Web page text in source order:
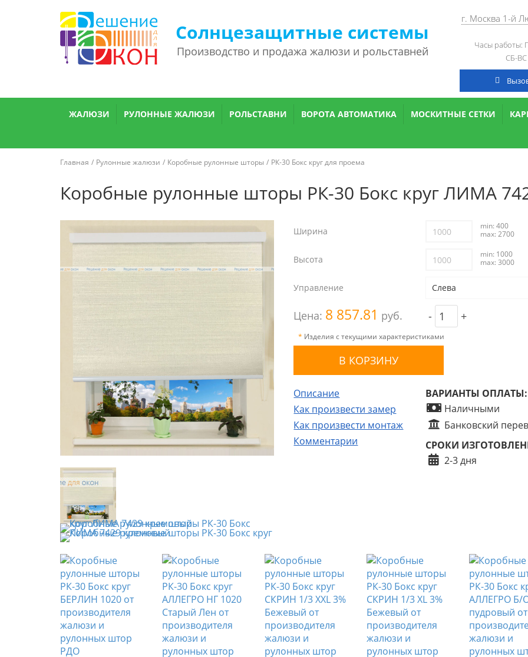
Солнцезащитные системы
Производство и продажа жалюзи и рольставней
г. Москва 1-й
Часы работы:
СБ-ВС
ЖАЛЮЗИ РУЛОННЫЕ ЖАЛЮЗИ РОЛЬСТАВНИ ВОРОТА АВТОМАТИКА МОСКИТНЫЕ СЕТКИ
Главная Рулонные жалюзи Коробные рулонные шторы РК-30 Бокс круг для проема
Коробные рулонные шторы РК-30 Бокс круг ЛИМА
Ширина
min: 400
max: 2700
Высота
min: 1000
max: 3000
Управление Слева
Цена: 8 857.81 руб. - +
* Изделия с текущими характеристиками
Описание
Как произвести замер
Как произвести монтаж
Комментарии
ВАРИАНТЫ ОПЛАТЫ:
Наличными
Банковский
СРОКИ
2-3 дня